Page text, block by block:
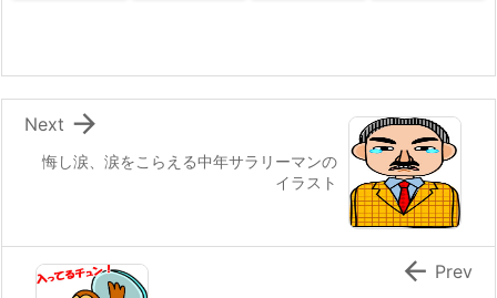
悔し涙、涙をこらえる中年サラリーマンの
イラスト

Next
 Prev